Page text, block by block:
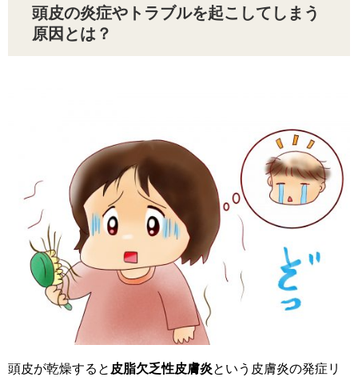
頭皮の炎症やトラブルを起こしてしまう
原因とは？
頭皮が乾燥すると 皮脂欠乏性皮膚炎という皮膚炎の発症リ